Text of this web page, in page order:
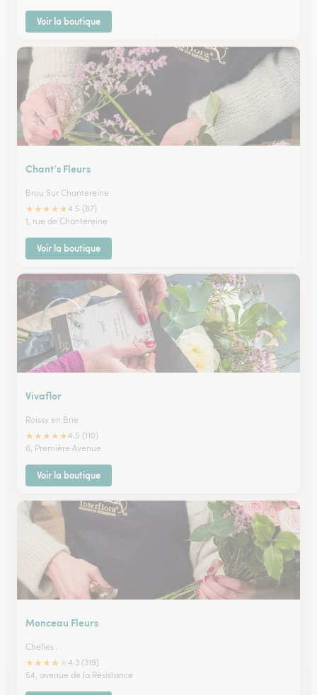
Voir la boutique
Chant’s Fleurs
Brou Sur Chantereine
★★★★★4.5 (87)
1, rue de Chantereine
Voir la boutique
Vivaflor
Roissy en Brie
★★★★★4.5 (110)
6, Première Avenue
Voir la boutique
Monceau Fleurs
Chelles .
★★★★
4.3 (319)
54, avenue de la Résistance